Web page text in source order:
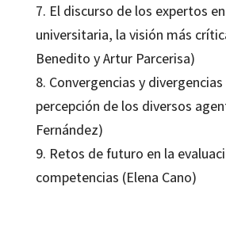
7. El discurso de los expertos
universitaria, la visión más
Benedito y Artur Parcerisa)
8. Convergencias y divergencias
percepción de los diversos
Fernández)
9. Retos de futuro en la
competencias (Elena Cano)